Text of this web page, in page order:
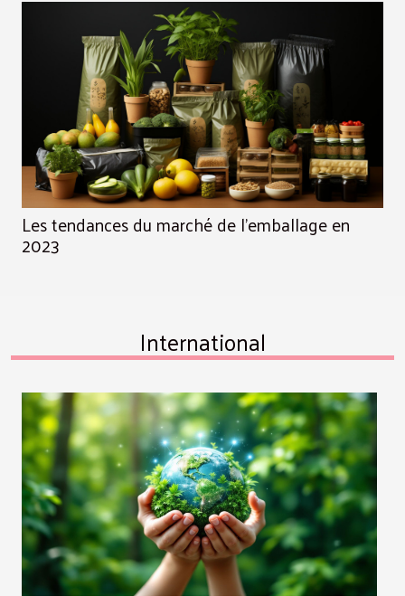
Les tendances du marché de l'emballage en
2023
International